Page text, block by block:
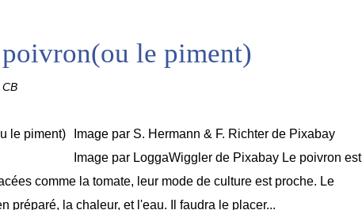
le piment)
Image par S. Hermann & F. Richter de Pixabay
Image par LoggaWiggler de Pixabay Le poivron est
comme la tomate, leur mode de culture est proche. Le
préparé, la chaleur, et l'eau. Il faudra le placer...